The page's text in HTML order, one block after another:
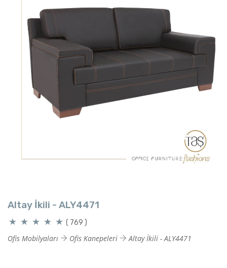
Altay İkili - ALY4471
( 769 )
Ofis Mobilyaları Ofis Kanepeleri Altay İkili - ALY4471